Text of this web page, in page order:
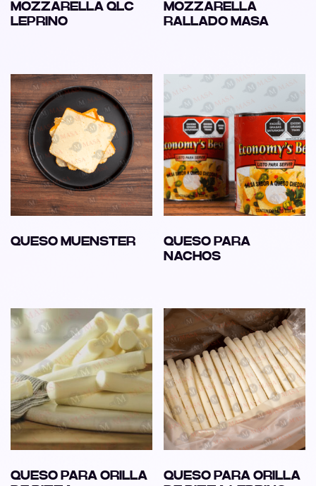
MOZZARELLA QLC
LEPRINO
MOZZARELLA
RALLADO MASA
QUESO MUENSTER
QUESO PARA
NACHOS
QUESO PARA ORILLA
QUESO PARA ORILLA